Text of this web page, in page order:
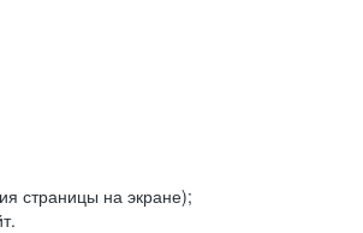
страницы на экране);